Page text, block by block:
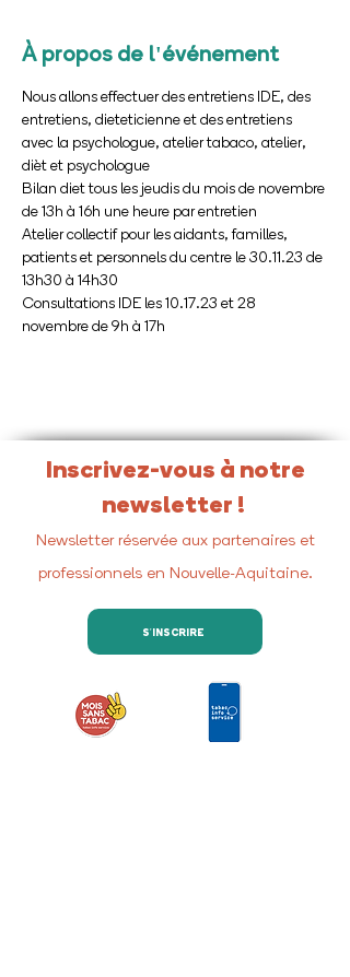
À propos de l'événement
Nous allons effectuer des entretiens IDE, des
entretiens, dieteticienne et des entretiens
avec la psychologue, atelier tabaco, atelier,
dièt et psychologue
Bilan diet tous les jeudis du mois de novembre
de 13h à 16h une heure par entretien
Atelier collectif pour les aidants, familles,
patients et personnels du centre le 30.11.23 de
13h30 à 14h30
Consultations IDE les 10.17.23 et 28
novembre de 9h à 17h
Inscrivez-vous à notre
newsletter !
Newsletter réservée aux partenaires et
professionnels en Nouvelle-Aquitaine.
S'INSCRIRE